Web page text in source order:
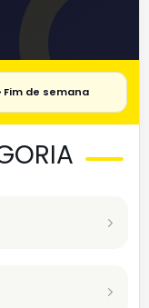
Fim de semana